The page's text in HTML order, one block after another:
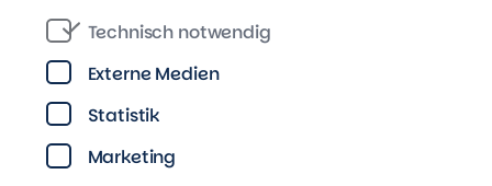
überregionalen Wohnungsunternehmens in
Deutschland umfasst rund 88.300 Einheiten,
davon über 15.000 in Sachsen. In Plauen
werden seit Juni 2020 470 Wohneinheiten
bewirtschaftet.
Technisch notwendig
Externe Medien
Statistik
Marketing